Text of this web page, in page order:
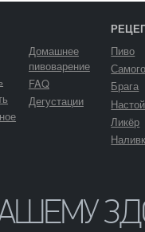
Домашнее
пивоварение
FAQ
Дегустации
Пиво
Брага
Ликёр